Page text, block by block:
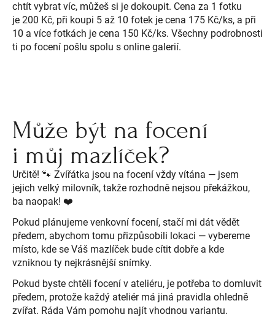
chtít vybrat víc, můžeš si je dokoupit. Cena za 1 fotku
je 200 Kč, při koupi 5 až 10 fotek je cena 175 Kč/ks, a při
10 a více fotkách je cena 150 Kč/ks. Všechny podrobnosti
ti po focení pošlu spolu s online galerií.
Může být na focení
i můj mazlíček?
Určitě! 🐾 Zvířátka jsou na focení vždy vítána — jsem
jejich velký milovník, takže rozhodně nejsou překážkou,
ba naopak! ❤️
Pokud plánujeme venkovní focení, stačí mi dát vědět
předem, abychom tomu přizpůsobili lokaci — vybereme
místo, kde se Váš mazlíček bude cítit dobře a kde
vzniknou ty nejkrásnější snímky.
Pokud byste chtěli focení v ateliéru, je potřeba to domluvit
předem, protože každý ateliér má jiná pravidla ohledně
zvířat. Ráda Vám pomohu najít vhodnou variantu.